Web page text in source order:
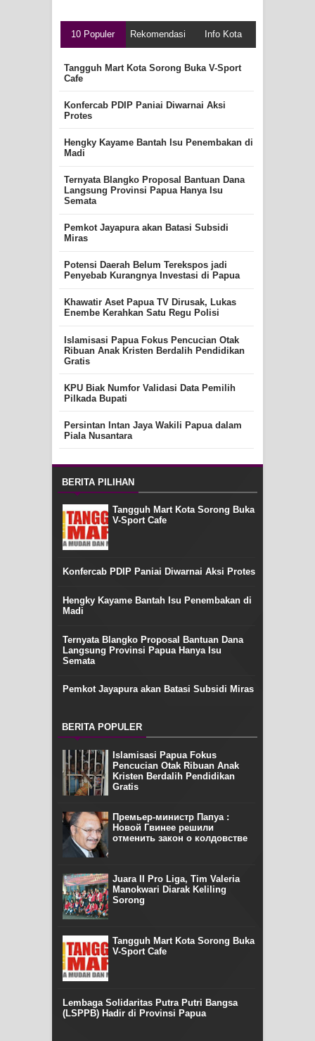
10 Populer Rekomendasi Info Kota
Tangguh Mart Kota Sorong Buka V-Sport
Cafe
Konfercab PDIP Paniai Diwarnai Aksi
Protes
Hengky Kayame Bantah Isu Penembakan di
Madi
Ternyata Blangko Proposal Bantuan Dana
Langsung Provinsi Papua Hanya Isu
Semata
Pemkot Jayapura akan Batasi Subsidi
Miras
Potensi Daerah Belum Terekspos jadi
Penyebab Kurangnya Investasi di Papua
Khawatir Aset Papua TV Dirusak, Lukas
Enembe Kerahkan Satu Regu Polisi
Islamisasi Papua Fokus Pencucian Otak
Ribuan Anak Kristen Berdalih Pendidikan
Gratis
KPU Biak Numfor Validasi Data Pemilih
Pilkada Bupati
Persintan Intan Jaya Wakili Papua dalam
Piala Nusantara
BERITA PILIHAN
Tangguh Mart Kota Sorong Buka
V-Sport Cafe
Konfercab PDIP Paniai Diwarnai Aksi Protes
Hengky Kayame Bantah Isu Penembakan di
Madi
Ternyata Blangko Proposal Bantuan Dana
Langsung Provinsi Papua Hanya Isu
Semata
Pemkot Jayapura akan Batasi Subsidi Miras
BERITA POPULER
Islamisasi Papua Fokus
Pencucian Otak Ribuan Anak
Kristen Berdalih Pendidikan
Gratis
Премьер-министр Папуа :
Новой Гвинее решили
отменить закон о колдовстве
Juara II Pro Liga, Tim Valeria
Manokwari Diarak Keliling
Sorong
Tangguh Mart Kota Sorong Buka
V-Sport Cafe
Lembaga Solidaritas Putra Putri Bangsa
(LSPPB) Hadir di Provinsi Papua